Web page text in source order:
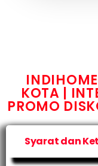
KOTA |
PROMO
Syarat dan